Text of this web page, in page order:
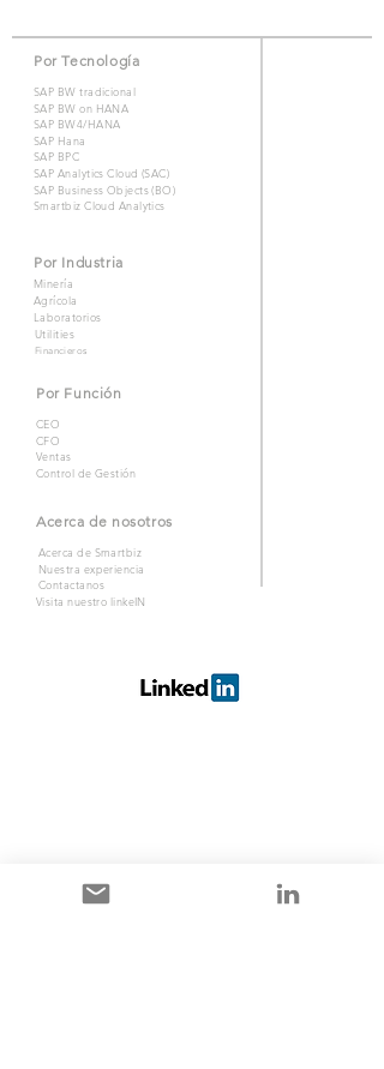
Por Tecnología
SAP BW tradicional
SAP BW on HANA
SAP BW4/HANA
SAP Hana
SAP BPC
SAP Analytics Cloud (SAC)
SAP Business Objects (BO)
Smartbiz Cloud Analytics
Por Función
CEO
CFO
Ventas
Control de Gestión
Acerca de nosotros
Acerca de Smartbiz
Nuestra experiencia
Contactanos
Por Industria
Minería
Agrícola
Laboratorios
Utilities
Financieros
Visita nuestro linkeIN